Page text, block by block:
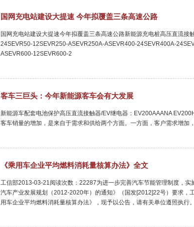
国网充电站建设大提速 今年拟覆盖三条高速公路
国网充电站建设大提速今年拟覆盖三条高速公路新能源充电桩高压直流
24SEVR50-12SEVR250-ASEVR250A-ASEVR400-24SEVR400A-
ASEVR600-12SEVR600-2
客车三巨头：今年新能源客车会有大发展
新能源车配套电池保护高压直流接触器/EV继电器：EV200AAANA
客车销量的增加，是来自于需求和供给两个方面。一方面，客户需求增加
《乘用车企业平均燃料消耗量核算办法》全文
工信部2013-03-21阅读次数：22287为进一步完善汽车节能管理制度，
汽车产业发展规划（2012-2020年）的通知》（国发[2012]22号）要求，
用车企业平均燃料消耗量核算办法》，现予以公告，请有关单位遵照执行